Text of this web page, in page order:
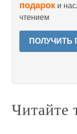
подарок и
чтением
ПОЛУЧИТЬ
Читайте